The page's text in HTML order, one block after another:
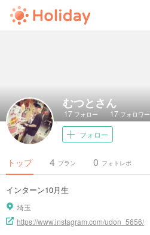
むつとさん
17 フォロー 17 フォロワー
フォロー
トップ プラン
4 フォトレポ
0
インターン10月生
埼玉
https://www.instagram.com/udon_5656/